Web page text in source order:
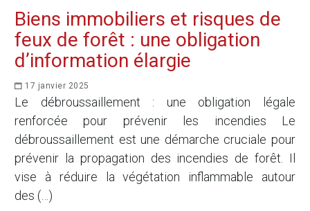
Biens immobiliers et risques de
feux de forêt : une obligation
d’information élargie
17 janvier 2025
Le débroussaillement : une obligation légale
renforcée pour prévenir les incendies Le
débroussaillement est une démarche cruciale pour
prévenir la propagation des incendies de forêt. Il
vise à réduire la végétation inflammable autour
des (…)